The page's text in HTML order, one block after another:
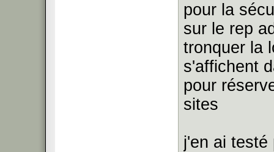
pour la
sur le rep
tronquer la
s'affichent
pour
sites
j'en ai testé